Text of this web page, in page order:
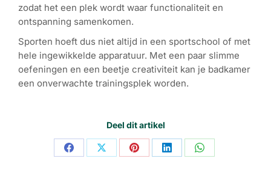
zodat het een plek wordt waar functionaliteit en
ontspanning samenkomen.
Sporten hoeft dus niet altijd in een sportschool of met
hele ingewikkelde apparatuur. Met een paar slimme
oefeningen en een beetje creativiteit kan je badkamer
een onverwachte trainingsplek worden.
Deel dit artikel
Share Share Share Share Share